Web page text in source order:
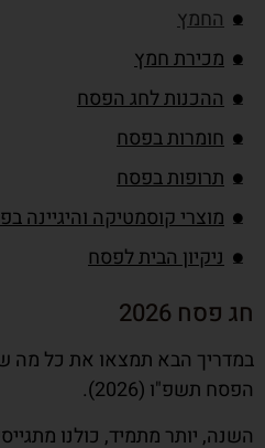
החמץ
מכירת חמץ
ההכנות לחג הפסח
חומרות בפסח
תרופות בפסח
מוצרי קוסמטיקה והיגיינה
ניקיון הבית לפסח
הכשרת המטבח לפסח
מצה שמורה
חג פסח 2026
במדריך הבא תמצאו את כל מה
הפסח תשפ"ו (2026).
השנה, יותר מתמיד, כולנו